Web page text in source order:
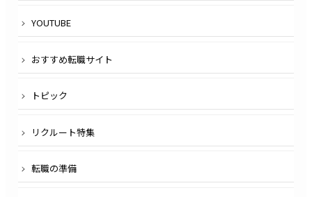
YOUTUBE
おすすめ転職サイト
トピック
リクルート特集
転職の準備